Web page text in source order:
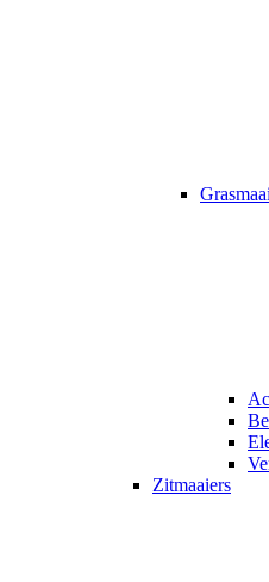
Zitmaaiers